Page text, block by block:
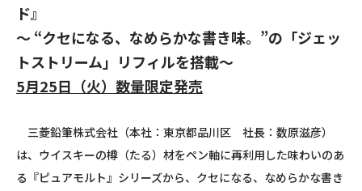
ド』
～ “クセになる、なめらかな書き味。”の「ジェッ
トストリーム」リフィルを搭載～
5月25日（火）数量限定発売
三菱鉛筆株式会社（本社：東京都品川区 社長：数原滋彦）
は、ウイスキーの樽（たる）材をペン軸に再利用した味わいのあ
る『ピュアモルト』シリーズから、クセになる、なめらかな書き